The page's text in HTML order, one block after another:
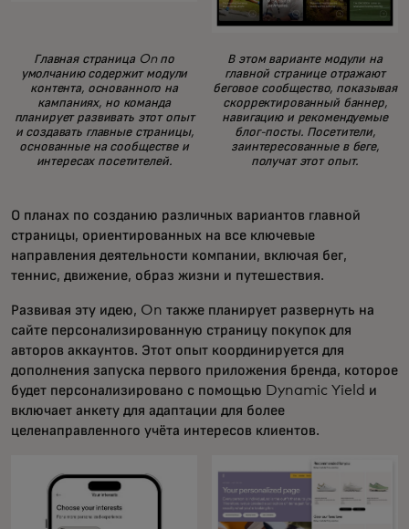
Главная страница On по
умолчанию содержит модули
контента, основанного на
кампаниях, но команда
планирует развивать этот опыт
и создавать главные страницы,
основанные на сообществе и
интересах посетителей.
В этом варианте модули на
главной странице отражают
беговое сообщество, показывая
скорректированный баннер,
навигацию и рекомендуемые
блог-посты. Посетители,
заинтересованные в беге,
получат этот опыт.
О планах по созданию различных вариантов главной
страницы, ориентированных на все ключевые
направления деятельности компании, включая бег,
теннис, движение, образ жизни и путешествия.
Развивая эту идею, On также планирует развернуть на
сайте персонализированную страницу покупок для
авторов аккаунтов. Этот опыт координируется для
дополнения запуска первого приложения бренда, которое
будет персонализировано с помощью Dynamic Yield и
включает анкету для адаптации для более
целенаправленного учёта интересов клиентов.